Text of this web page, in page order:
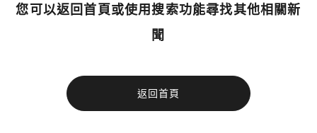
您可以返回首頁或使用搜索功能尋找其他相關新
聞
返回首頁
今日熱門
使用以下帳號繼續
您已閒置5分鐘，請點擊關閉按鈕或空白處，即可回到加密
今日熱門